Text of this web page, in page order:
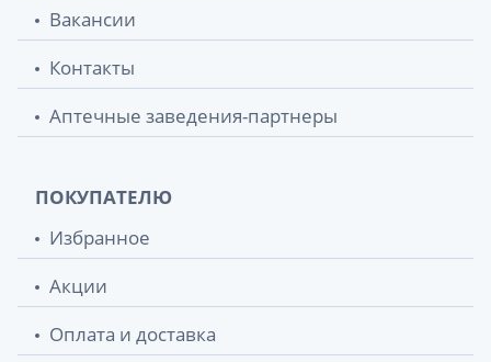
Вакансии
Контакты
Аптечные заведения-партнеры
ПОКУПАТЕЛЮ
Избранное
Акции
Оплата и доставка